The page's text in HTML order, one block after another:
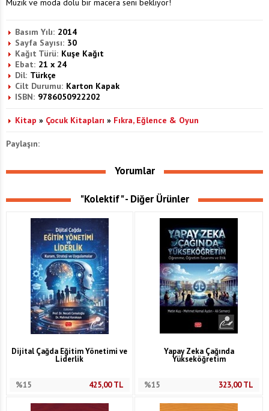
Müzik ve moda dolu bir macera seni bekliyor!
Basım Yılı: 2014
Sayfa Sayısı: 30
Kağıt Türü: Kuşe Kağıt
Ebat: 21 x 24
Dil: Türkçe
Cilt Durumu: Karton Kapak
ISBN: 9786050922202
Kitap » Çocuk Kitapları » Fıkra, Eğlence & Oyun
Paylaşın:
Yorumlar
"Kolektif" - Diğer Ürünler
Dijital Çağda Eğitim Yönetimi ve
Liderlik
%15 425,00TL
Yapay Zeka Çağında
Yükseköğretim
%15 323,00TL